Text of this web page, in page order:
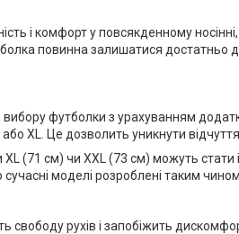
і комфорт у повсякденному
повинна залишатися достатньо
футболки з урахуванням
XL. Це дозволить уникнути
(71 см) чи XXL (73 см) можуть
моделі розроблені таким
рухів і запобіжить